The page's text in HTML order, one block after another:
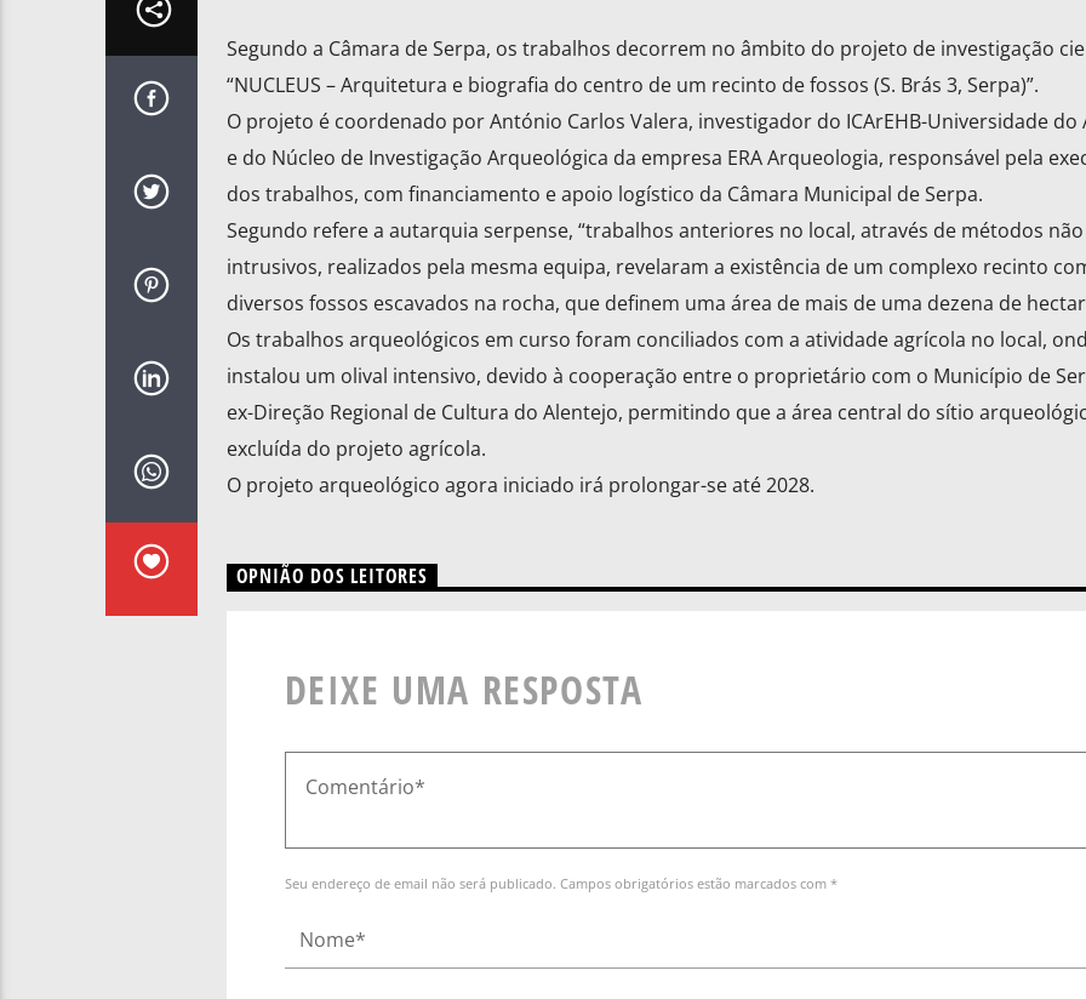
Segundo a Câmara de Serpa, os trabalhos decorrem no âmbito do projeto de investigação
“NUCLEUS – Arquitetura e biografia do centro de um recinto de fossos (S. Brás 3, Serpa)”.
O projeto é coordenado por António Carlos Valera, investigador do ICArEHB-Universidade do
e do Núcleo de Investigação Arqueológica da empresa ERA Arqueologia, responsável pela
dos trabalhos, com financiamento e apoio logístico da Câmara Municipal de Serpa.
Segundo refere a autarquia serpense, “trabalhos anteriores no local, através de métodos não
intrusivos, realizados pela mesma equipa, revelaram a existência de um complexo recinto
diversos fossos escavados na rocha, que definem uma área de mais de uma dezena de
Os trabalhos arqueológicos em curso foram conciliados com a atividade agrícola no local,
instalou um olival intensivo, devido à cooperação entre o proprietário com o Município de
ex-Direção Regional de Cultura do Alentejo, permitindo que a área central do sítio
excluída do projeto agrícola.
O projeto arqueológico agora iniciado irá prolongar-se até 2028.
OPNIÃO DOS LEITORES
DEIXE UMA RESPOSTA
Seu endereço de email não será publicado. Campos obrigatórios estão marcados com *